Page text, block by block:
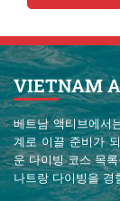
VIETNAM
베트남 액티브에서
계로 이끌 준비가
운 다이빙 코스 목
나트랑 다이빙을 경